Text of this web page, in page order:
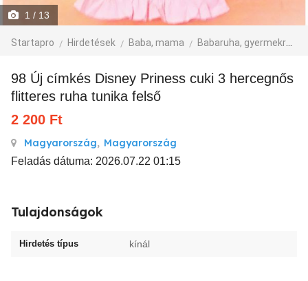
1 / 13
Startapro Hirdetések Baba, mama Babaruha, gyermekruha
98 Új címkés Disney Priness cuki 3 hercegnős
flitteres ruha tunika felső
2 200 Ft
Magyarország, Magyarország
Feladás dátuma: 2026.07.22 01:15
Tulajdonságok
Hirdetés típus kínál